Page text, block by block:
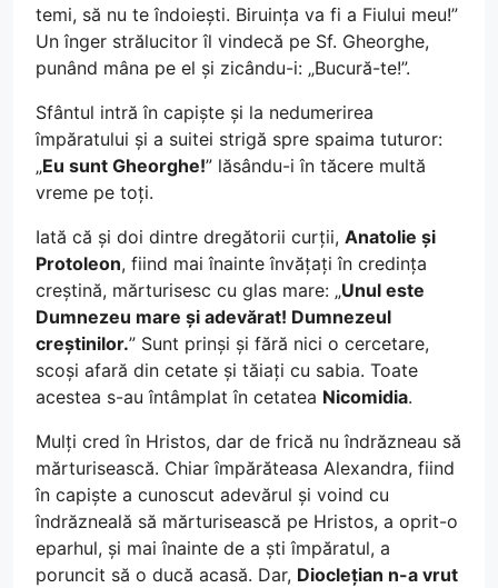
temi, să nu te îndoiești. Biruința va fi a Fiului meu!”
Un înger strălucitor îl vindecă pe Sf. Gheorghe,
punând mâna pe el și zicându-i: „Bucură-te!”.
Sfântul intră în capiște și la nedumerirea
împăratului și a suitei strigă spre spaima tuturor:
„Eu sunt Gheorghe!” lăsându-i în tăcere multă
vreme pe toți.
Iată că și doi dintre dregătorii curții, Anatolie și
Protoleon, fiind mai înainte învățați în credința
creștină, mărturisesc cu glas mare: „Unul este
Dumnezeu mare și adevărat! Dumnezeul
creștinilor.” Sunt prinși și fără nici o cercetare,
scoși afară din cetate și tăiați cu sabia. Toate
acestea s-au întâmplat în cetatea Nicomidia.
Mulți cred în Hristos, dar de frică nu îndrăzneau să
mărturisească. Chiar împărăteasa Alexandra, fiind
în capiște a cunoscut adevărul și voind cu
îndrăzneală să mărturisească pe Hristos, a oprit-o
eparhul, și mai înainte de a ști împăratul, a
poruncit să o ducă acasă. Dar, Dioclețian n-a vrut